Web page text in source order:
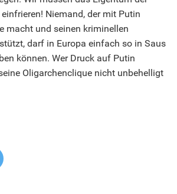
Niemand, der mit Putin
macht und seinen kriminellen
darf in Europa einfach so in Saus
können. Wer Druck auf Putin
Oligarchenclique nicht unbehelligt